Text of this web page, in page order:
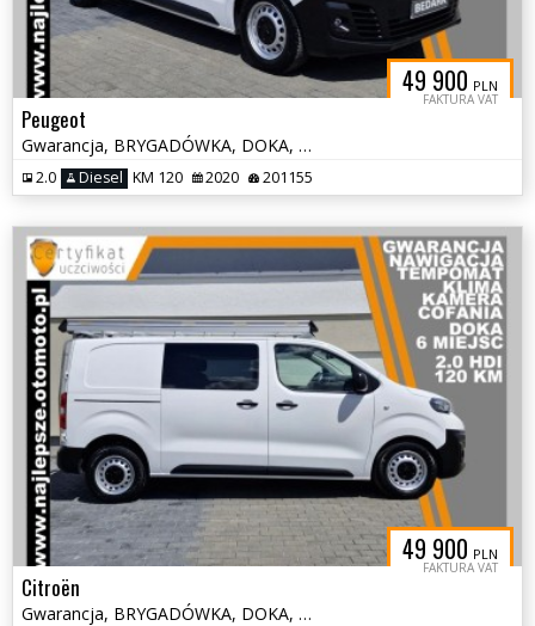
49 900 PLN
FAKTURA VAT
Peugeot
Gwarancja, BRYGADÓWKA, DOKA, 6 miejsc, kamera cofania, klima, tempomat
2.0 Diesel KM 120 2020 201155
49 900 PLN
FAKTURA VAT
Citroën
Gwarancja, BRYGADÓWKA, DOKA, 6 miejsc, kamera cofania, klima, tempomat